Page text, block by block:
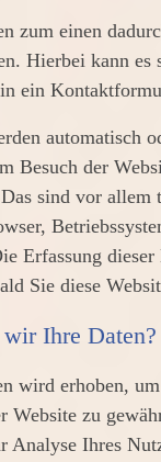
zum einen
Hierbei kann es
ein
automatisch
Besuch der
sind vor allem
Erfassung
Sie diese
Ihre Daten?
wird erhoben,
Website zu
Analyse Ihres